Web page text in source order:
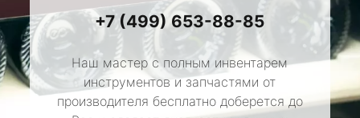
+7 (499) 653-88-85
Наш мастер с полным инвентарем
инструментов и запчастями от
производителя бесплатно доберется до